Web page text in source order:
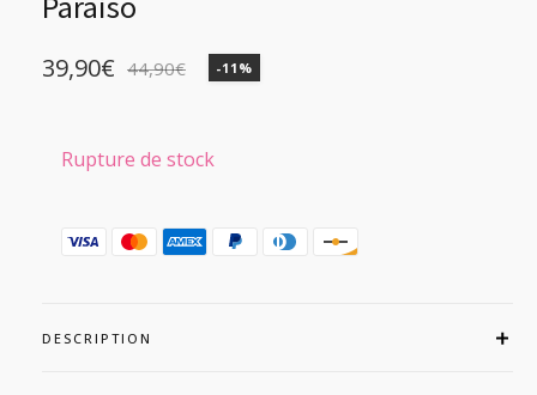
44,90€
Le
initial
44,90€.
39,90€
Le
actuel
39,90€.
-11%
Rupture de stock
DESCRIPTION